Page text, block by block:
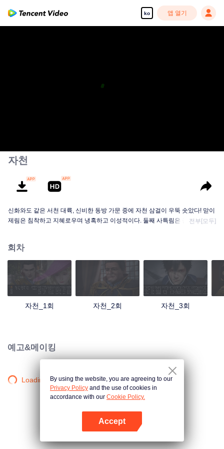
ko 앱 열기
자천
신화와도 같은 서천 대륙, 신비한 동방 가문 중에 자천 삼걸이 우뚝 솟았다! 맏이
제림은 침착하고 지혜로우며 냉혹하고 이성적이다. 둘째 사특림은 군을 잘 다스
피와 불, 칼과 검의 충돌 속에서 펼쳐지는 방대한 서사시적 이야기. 서로 다른 성
격의 인물들이 장렬하면서도 애절한 전설적인 비가를 써 내려가는데…
전부[모두]
회차
자천_1회 자천_2회 자천_3회
예고&메이킹
Loading…By using the website, you are agreeing to our
Privacy Policy and the use of cookies in
accordance with our Cookie Policy.
Accept